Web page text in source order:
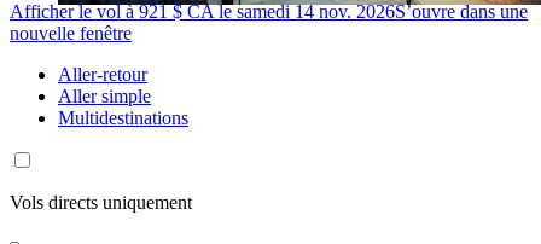
Afficher le vol à 921 $ CA le samedi 14 nov. 2026S’ouvre dans une
nouvelle fenêtre
Aller-retour
Aller simple
Multidestinations
Vols directs uniquement